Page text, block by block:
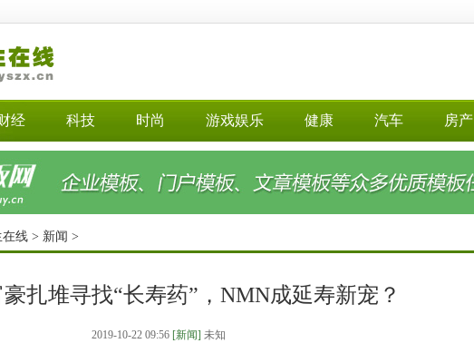
经 科技 时尚 游戏娱乐 健康 汽车 房产
在线 > 新闻 >
豪扎堆寻找“长寿药”，NMN成延寿新宠？
2019-10-22 09:56 [新闻] 未知